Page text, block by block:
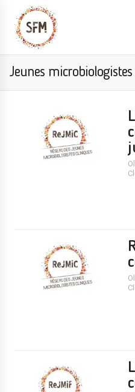
Jeunes microbiologistes